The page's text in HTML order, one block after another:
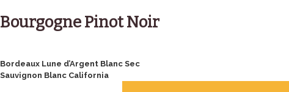
to
content
Bourgogne Pinot Noir
Post
navigation
Bordeaux Lune d’Argent Blanc Sec
Sauvignon Blanc California